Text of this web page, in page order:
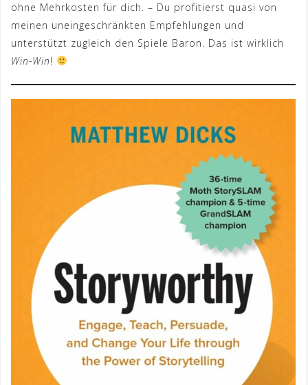
ohne Mehrkosten für dich. – Du profitierst quasi von
meinen uneingeschränkten Empfehlungen und
unterstützt zugleich den Spiele Baron. Das ist wirklich
Win-Win!